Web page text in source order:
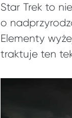
Star Trek to
o
Elementy
traktuje ten